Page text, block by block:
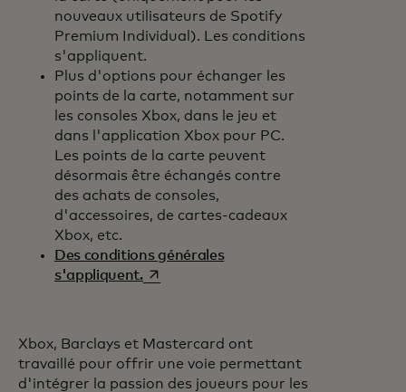
nouveaux utilisateurs de Spotify
Premium Individual). Les conditions
s'appliquent.
Plus d'options pour échanger les
points de la carte, notamment sur
les consoles Xbox, dans le jeu et
dans l'application Xbox pour PC.
Les points de la carte peuvent
désormais être échangés contre
des achats de consoles,
d'accessoires, de cartes-cadeaux
Xbox, etc.
Des conditions générales
s'appliquent.s’ouvre dans un nouvel onglet
Xbox, Barclays et Mastercard ont
travaillé pour offrir une voie permettant
d'intégrer la passion des joueurs pour les